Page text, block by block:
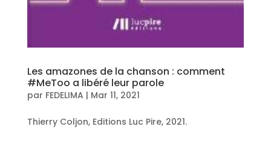
Les amazones de la chanson : comment
#MeToo a libéré leur parole
par FEDELIMA | Mar 11, 2021
Thierry Coljon, Editions Luc Pire, 2021.